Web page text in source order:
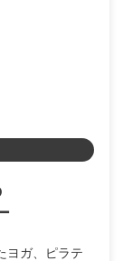
ヨガ、ピラテ